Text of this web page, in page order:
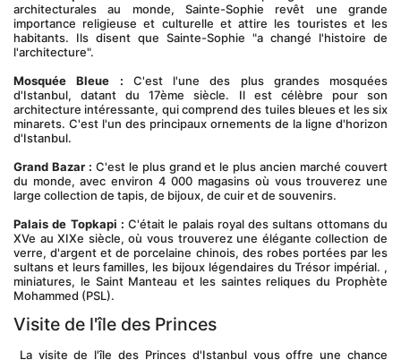
architecturales au monde, Sainte-Sophie revêt une grande
importance religieuse et culturelle et attire les touristes et les
habitants. Ils disent que Sainte-Sophie "a changé l'histoire de
l'architecture".
Mosquée Bleue : C'est l'une des plus grandes mosquées
d'Istanbul, datant du 17ème siècle. Il est célèbre pour son
architecture intéressante, qui comprend des tuiles bleues et les six
minarets. C'est l'un des principaux ornements de la ligne d'horizon
d'Istanbul.
Grand Bazar : C'est le plus grand et le plus ancien marché couvert
du monde, avec environ 4 000 magasins où vous trouverez une
large collection de tapis, de bijoux, de cuir et de souvenirs.
Palais de Topkapi : C'était le palais royal des sultans ottomans du
XVe au XIXe siècle, où vous trouverez une élégante collection de
verre, d'argent et de porcelaine chinois, des robes portées par les
sultans et leurs familles, les bijoux légendaires du Trésor impérial. ,
miniatures, le Saint Manteau et les saintes reliques du Prophète
Mohammed (PSL).
Visite de l'île des Princes